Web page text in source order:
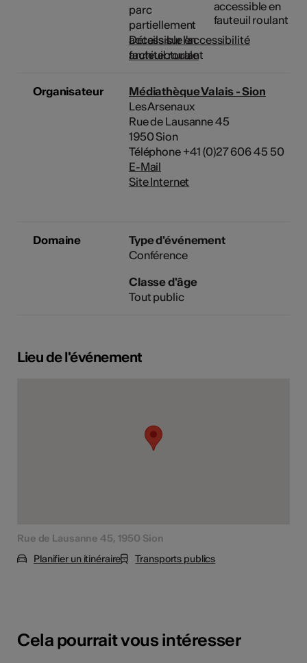
accessible en
fauteuil roulant
Détails sur l'accessibilité
architecturale
Organisateur
Médiathèque Valais - Sion
Les Arsenaux
Rue de Lausanne 45
1950 Sion
Téléphone +41 (0)27 606 45 50
E-Mail
Site Internet
Domaine
Type d'événement
Conférence
Classe d'âge
Tout public
Lieu de l'événement
Rue de Lausanne 45, 1950 Sion
Planifier un itinéraire
Transports publics
Cela pourrait vous intéresser